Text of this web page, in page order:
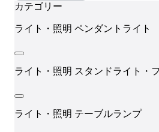
カテゴリー
ライト・照明 ペンダントライト
ライト・照明 スタンドライト・
ライト・照明 テーブルランプ